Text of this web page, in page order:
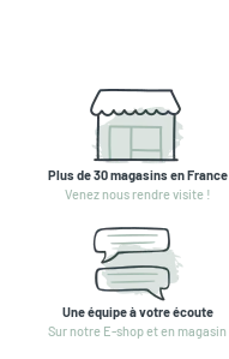
Plus de 30 magasins en France
Venez nous rendre visite !
Une équipe à votre écoute
Sur notre E-shop et en magasin